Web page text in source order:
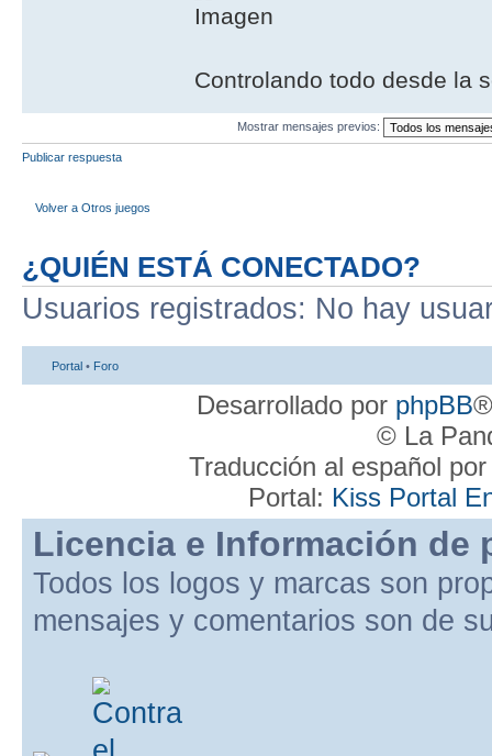
Controlando todo desde la
Mostrar mensajes previos:
Publicar respuesta
Volver a Otros juegos
¿QUIÉN ESTÁ CONECTADO?
Usuarios registrados: No hay
Portal • Foro
Desarrollado por phpBB
© La
Traducción al español
Portal: Kiss Portal
Licencia e Información de
Todos los logos y marcas son
mensajes y comentarios son de